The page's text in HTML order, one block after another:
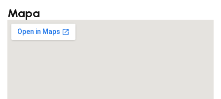
Mapa